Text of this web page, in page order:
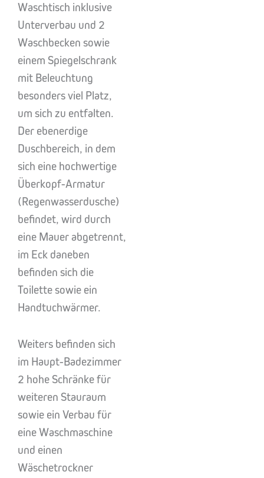
Waschtisch inklusive
Unterverbau und 2
Waschbecken sowie
einem Spiegelschrank
mit Beleuchtung
besonders viel Platz,
um sich zu entfalten.
Der ebenerdige
Duschbereich, in dem
sich eine hochwertige
Überkopf-Armatur
(Regenwasserdusche)
befindet, wird durch
eine Mauer abgetrennt,
im Eck daneben
befinden sich die
Toilette sowie ein
Handtuchwärmer.
Weiters befinden sich
im Haupt-Badezimmer
2 hohe Schränke für
weiteren Stauraum
sowie ein Verbau für
eine Waschmaschine
und einen
Wäschetrockner